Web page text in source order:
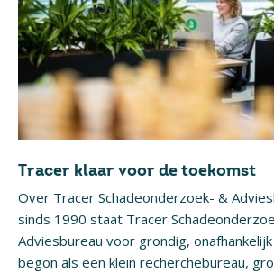
Tracer klaar voor de toekomst
Over Tracer Schadeonderzoek- &
sinds 1990 staat Tracer
Adviesbureau voor grondig,
begon als een klein recherchebureau,